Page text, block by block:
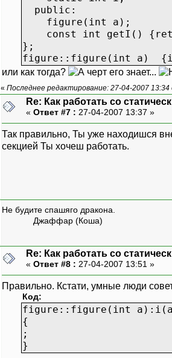
public:
figure(int a);
const int getI()
};
figure::figure(int a)
или как тогда?
« Последнее редактирование: 27-04-2007
Re: Как работать со
« Ответ #7 : 27-04-2007 13:37 »
Так правильно, Ты уже находишся
секцией Ты хочеш работать.
Не будите спашяго дракона.
Джаффар (Коша)
Re: Как работать со
« Ответ #8 : 27-04-2007 13:51 »
Правильно. Кстати, умные люди
Код:
figure::figure(int
{
;
}